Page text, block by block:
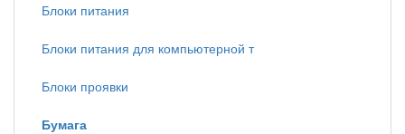
Блоки питания
Блоки питания для компьютерной т
Блоки проявки
Бумага